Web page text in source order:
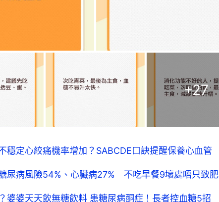
+27
穩定心絞痛機率增加？SABCDE口訣提醒保養心血管
尿病風險54%、心臟病27% 不吃早餐9壞處唔只致肥
婆婆天天飲無糖飲料 患糖尿病酮症！長者控血糖5招